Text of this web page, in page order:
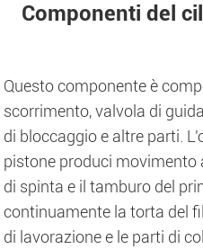
Componenti del
Questo componente è
scorrimento, valvola di
di bloccaggio e altre parti.
pistone produci movimento
di spinta e il tamburo del
continuamente la torta del
di lavorazione e le parti di